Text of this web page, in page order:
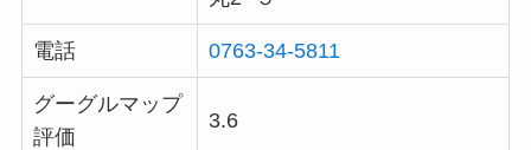
電話 0763-34-5811
グーグルマップ
評価
3.6